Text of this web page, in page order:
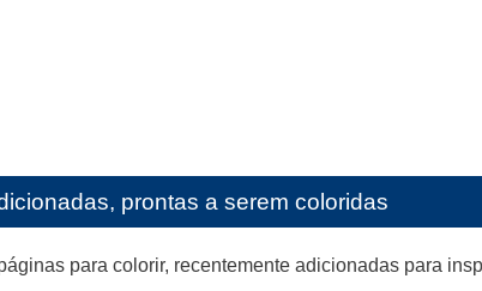
prontas a serem coloridas
para colorir, recentemente adicionadas para